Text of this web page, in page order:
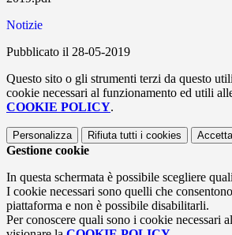
Notizie
Pubblicato il 28-05-2019
Questo sito o gli strumenti terzi da questo
cookie necessari al funzionamento ed utili
COOKIE POLICY.
Personalizza Rifiuta tutti i cookies
Gestione cookie
In questa schermata è possibile scegliere
I cookie necessari sono quelli che
piattaforma e non è possibile disabilitarli.
Per conoscere quali sono i cookie necessari